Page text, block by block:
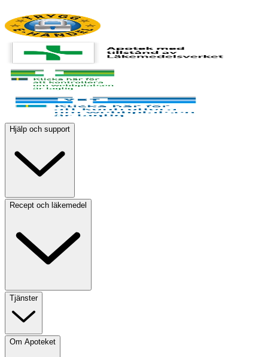
Hjälp och support
Recept och läkemedel
Tjänster
Om Apoteket